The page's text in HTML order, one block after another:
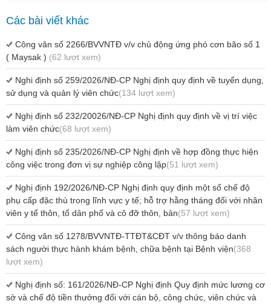
Các bài viết khác
Công văn số 2266/BVVNTĐ v/v chủ động ứng phó cơn bão số 1
( Maysak ) (62 lượt xem)
Nghi định số 259/2026/NĐ-CP Nghị định quy định về tuyển dụng,
sử dụng và quản lý viên chức(134 lượt xem)
Nghị định số 232/20026/NĐ-CP Nghị định quy định về vị trí việc
làm viên chức(68 lượt xem)
Nghị định số 235/2026/NĐ-CP Nghị định về hợp đồng thực hiện
công việc trong đơn vị sự nghiệp công lập(51 lượt xem)
Nghị định 192/2026/NĐ-CP Nghị định quy định một số chế độ
phụ cấp đặc thù trong lĩnh vực y tế; hỗ trợ hằng tháng đối với nhân
viên y tế thôn, tổ dân phố và cô đỡ thôn, bản(57 lượt xem)
Công văn số 1278/BVVNTĐ-TTĐT&CĐT v/v thông báo danh
sách người thực hành khám bệnh, chữa bệnh tại Bệnh viện(368
lượt xem)
Nghị định số: 161/2026/NĐ-CP Nghị định Quy định mức lương cơ
sở và chế độ tiền thưởng đối với cán bộ, công chức, viên chức và